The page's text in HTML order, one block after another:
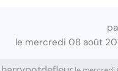
le mercredi 08 août